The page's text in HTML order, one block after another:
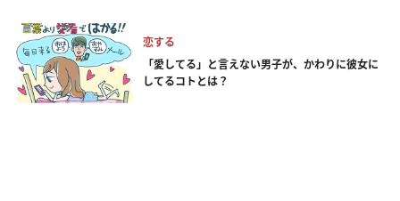
恋する
「愛してる」と言えない男子が、かわりに彼女に
してるコトとは？